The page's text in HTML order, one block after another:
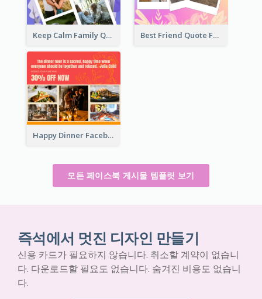
Keep Calm Family Quote Facebook Post Best Friend Quote Facebook Post
Happy Dinner Facebook Post
모든 페이스북 게시물 템플릿 보기
즉석에서 멋진 디자인 만들기
신용 카드가 필요하지 않습니다. 취소할 계약이 없습니
다. 다운로드할 필요도 없습니다. 숨겨진 비용도 없습니
다.